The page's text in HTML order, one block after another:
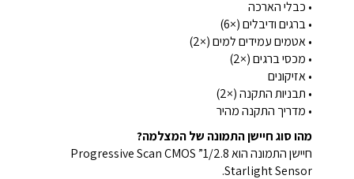
• כבלי הארכה
• ברגים ודיבלים (×6)
• אטמים עמידים למים (×2)
• מכסי ברגים (×2)
• אזיקונים
• תבניות התקנה (×2)
• מדריך התקנה מהיר
מהו סוג חיישן התמונה של המצלמה?
חיישן התמונה הוא 1/2.8” Progressive Scan CMOS
Starlight Sensor.